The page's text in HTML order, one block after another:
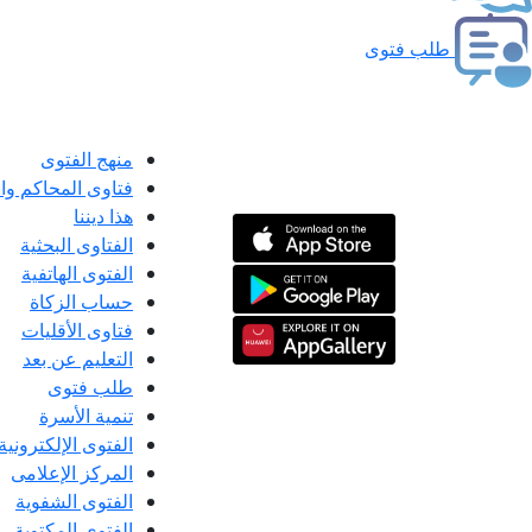
طلب فتوى
منهج الفتوى
فتاوى المحاكم
هذا ديننا
الفتاوى البحثية
الفتوى الهاتفية
حساب الزكاة
فتاوى الأقليات
التعليم عن بعد
طلب فتوى
تنمية الأسرة
الفتوى الإلكترونية
المركز الإعلامى
الفتوى الشفوية